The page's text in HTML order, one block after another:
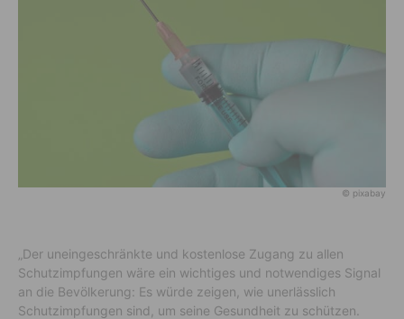
© pixabay
„Der uneingeschränkte und kostenlose Zugang zu allen
Schutzimpfungen wäre ein wichtiges und notwendiges Signal
an die Bevölkerung: Es würde zeigen, wie unerlässlich
Schutzimpfungen sind, um seine Gesundheit zu schützen.